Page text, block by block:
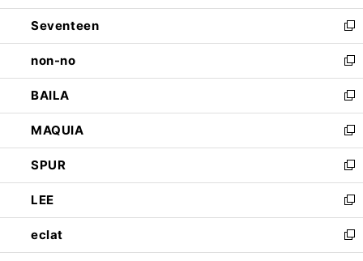
開
く
ウ
で
開
く
ン
ド
ウ
で
開
く
Seventeen
新
し
い
ウ
ィ
ン
ド
ウ
で
開
く
non-no
新
し
い
ウ
ィ
ン
ド
ウ
で
開
く
BAILA
新
し
い
ウ
ィ
ン
ド
ウ
で
開
MAQUIA
新
し
い
ウ
ィ
ン
ド
ウ
SPUR
新
し
い
ウ
ィ
ン
LEE
新
し
い
ウ
eclat
新
し